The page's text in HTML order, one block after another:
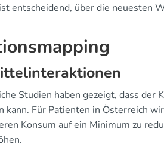
entscheidend, über die neuesten
Studien haben gezeigt, dass der
kann. Für Patienten in Österreich
Konsum auf ein Minimum zu